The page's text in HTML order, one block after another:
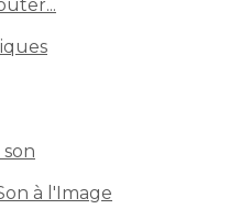
à l'Image